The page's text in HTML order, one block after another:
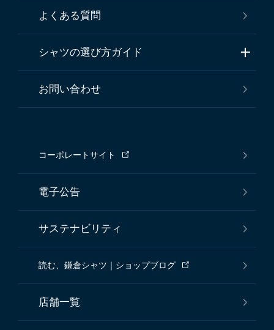
よくある質問
シャツの選び方ガイド
お問い合わせ
コーポレートサイト
電子公告
サステナビリティ
読む、鎌倉シャツ｜ショップブログ
店舗一覧